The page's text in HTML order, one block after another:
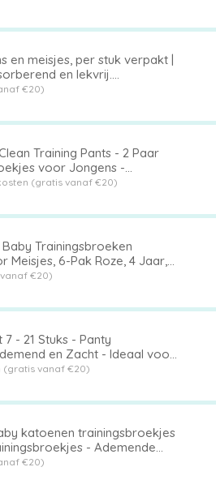
en meisjes, per stuk verpakt |
en lekvrij.
voor kinderen van 1 t/m 5
€20)
Training Pants - 2 Paar
voor Jongens -
en Speelti
(gratis vanaf €20)
Trainingsbroeken
6-Pak Roze, 4 Jaar,
Trainin
€20)
- 21 Stuks - Panty
en Zacht - Ideaal voor
(gratis vanaf €20)
katoenen trainingsbroekjes
- Ademende
en meisjes van 12 - 18 kg
€20)